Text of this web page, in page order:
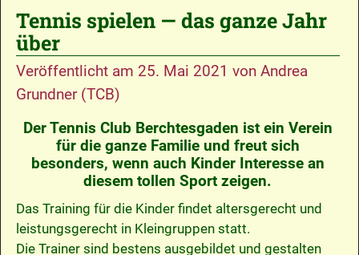
Tennis spielen — das ganze Jahr
über
Veröffentlicht am 25. Mai 2021 von Andrea
Grundner (TCB)
Der Tennis Club Berchtesgaden ist ein Verein
für die ganze Familie und freut sich
besonders, wenn auch Kinder Interesse an
diesem tollen Sport zeigen.
Das Training für die Kinder findet altersgerecht und
leistungsgerecht in Kleingruppen statt.
Die Trainer sind bestens ausgebildet und gestalten